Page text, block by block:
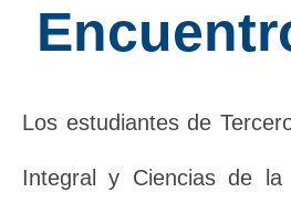
Los estudiantes de
Integral y Ciencias de